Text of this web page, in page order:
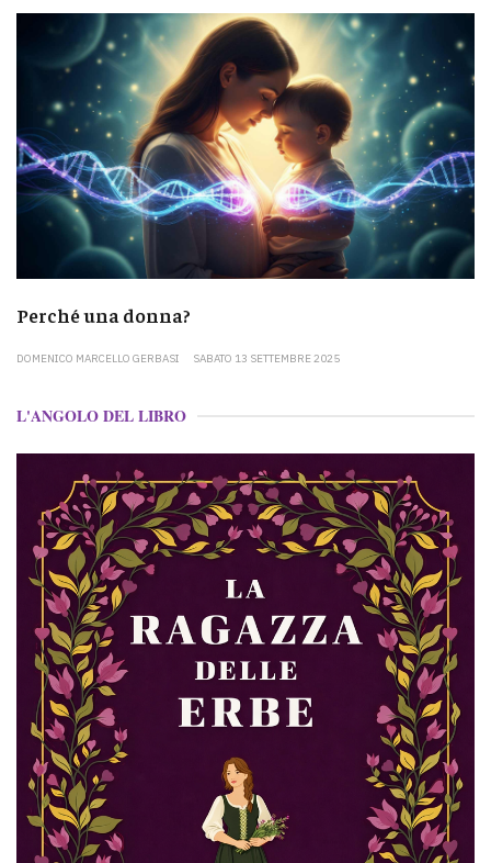
Perché una donna?
DOMENICO MARCELLO GERBASI SABATO 13 SETTEMBRE 2025
L'ANGOLO DEL LIBRO